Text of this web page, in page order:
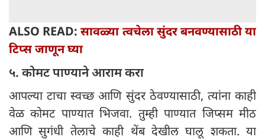
ALSO READ:सावळ्या त्वचेला सुंदर बनवण्यासाठी या
टिप्स जाणून घ्या
५. कोमट पाण्याने आराम करा
आपल्या टाचा स्वच्छ आणि सुंदर ठेवण्यासाठी, त्यांना काही
वेळ कोमट पाण्यात भिजवा. तुम्ही पाण्यात जिप्सम मीठ
आणि सुगंधी तेलाचे काही थेंब देखील घालू शकता. या